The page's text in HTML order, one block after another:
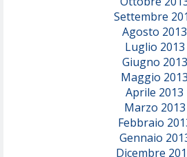
Settembre
Agosto 2013
Luglio 2013
Giugno 2013
Maggio 2013
Aprile 2013
Marzo 2013
Febbraio
Gennaio
Dicembre